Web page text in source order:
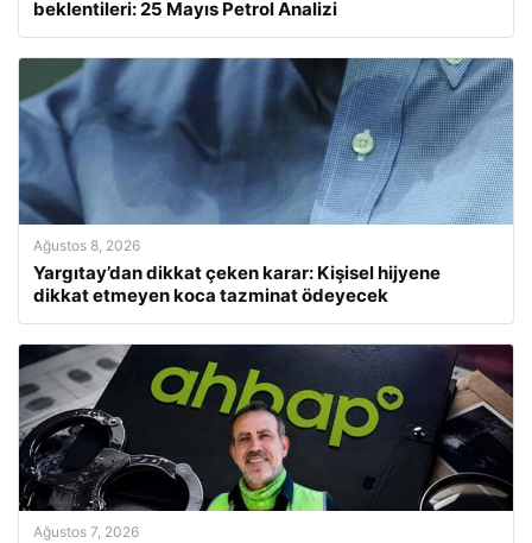
beklentileri: 25 Mayıs Petrol Analizi
Ağustos 8, 2026
Yargıtay’dan dikkat çeken karar: Kişisel hijyene
dikkat etmeyen koca tazminat ödeyecek
Ağustos 7, 2026